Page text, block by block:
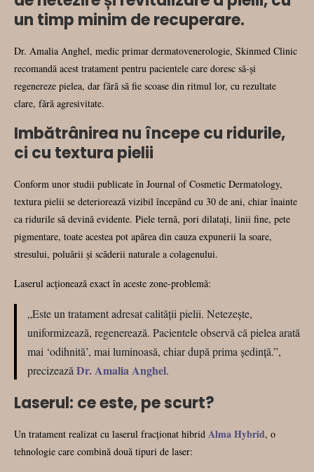
un timp minim de recuperare.
Dr. Amalia Anghel, medic primar dermatovenerologie, Skinmed Clinic
recomandă acest tratament pentru pacientele care doresc să-și
regenereze pielea, dar fără să fie scoase din ritmul lor, cu rezultate
clare, fără agresivitate.
Imbătrânirea nu începe cu ridurile,
ci cu textura pielii
Conform unor studii publicate în Journal of Cosmetic Dermatology,
textura pielii se deteriorează vizibil începând cu 30 de ani, chiar înainte
ca ridurile să devină evidente. Piele ternă, pori dilatați, linii fine, pete
pigmentare, toate acestea pot apărea din cauza expunerii la soare,
stresului, poluării și scăderii naturale a colagenului.
Laserul acționează exact în aceste zone-problemă:
„Este un tratament adresat calității pielii. Netezește,
uniformizează, regenerează. Pacientele observă că pielea arată
mai ‘odihnită’, mai luminoasă, chiar după prima ședință.”,
precizează Dr. Amalia Anghel.
Laserul: ce este, pe scurt?
Un tratament realizat cu laserul fracționat hibrid Alma Hybrid, o
tehnologie care combină două tipuri de laser: